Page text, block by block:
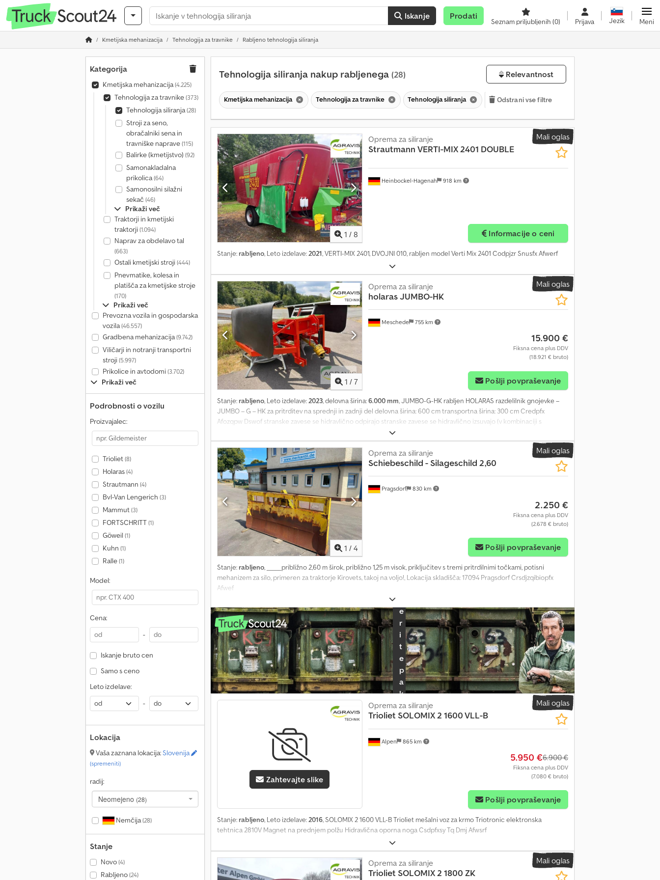
Iskanje Prodati
Seznam priljubljenih (0) Prijava Jezik Meni
Kmetijska mehanizacija Tehnologija za travnike Rabljeno tehnologija siliranja
Kategorija
Kmetijska mehanizacija(4.225)
Tehnologija za travnike(373)
Tehnologija siliranja(28)
Stroji za seno,
obračalniki sena in
travniške naprave(115)
Balirke (kmetijstvo) (92)
Samonakladalna
prikolica(64)
Samonosilni silažni
sekač (46)
Prikaži več
Traktorji in kmetijski
traktorji(1.094)
Naprav za obdelavo tal
(663)
Ostali kmetijski stroji(444)
Pnevmatike, kolesa in
platišča za kmetijske stroje
(170)
Prikaži več
Prevozna vozila in gospodarska
vozila(46.557)
Gradbena mehanizacija(9.742)
Viličarji in notranji transportni
stroji(5.997)
Prikolice in avtodomi(3.702)
Prikaži več
Podrobnosti o vozilu
Proizvajalec:
Trioliet(8)
Holaras(4)
Strautmann (4)
Bvl-Van Lengerich (3)
Mammut(3)
FORTSCHRITT(1)
Göweil (1)
Kuhn (1)
Ralle(1)
Model:
Cena:
-
Iskanje bruto cen
Samo s ceno
Leto izdelave:
-
Lokacija
Vaša zaznana lokacija:Slovenija
(spremeniti)
radij:
Neomejeno (28)
Nemčija(28)
Stanje
Novo(4)
Rabljeno(24)
Tehnologija siliranja nakup rabljenega (28) Relevantnost
Kmetijska mehanizacija Tehnologija za travnike Tehnologija siliranja Odstrani vse filtre
Mali oglas
1 / 8
Heinbockel-Hagenah 918 km
Oprema za siliranje
Strautmann VERTI-MIX 2401 DOUBLE
Informacije o ceni
Stanje: rabljeno, Leto izdelave:2021, VERTI-MIX 2401, DVOJNI 010, rabljen model Verti Mix 2401 Codpjzr Snusfx Afwerf
Mali oglas
1 / 7
Meschede 755 km
Oprema za siliranje
holarasJUMBO-HK
15.900 €
Fiksna cena plus DDV
(18.921 € bruto)
Pošlji povpraševanje
Stanje: rabljeno, Leto izdelave:2023, delovna širina:6.000 mm, JUMBO-G-HK rabljen HOLARAS razdelilnik gnojevke –
JUMBO – G – HK za pritrditev na sprednji in zadnji del delovna širina: 600 cm transportna širina: 300 cm Credpfx
Afozqpw Dswof stranske zavese se hidravlično odpirajo stranske zavese se hidravlično izsuvajo (v kombinaciji s
Mali oglas
1 / 4
Pragsdorf 830 km
Oprema za siliranje
Schiebeschild - Silageschild 2,60
2.250 €
Fiksna cena plus DDV
(2.678 € bruto)
Pošlji povpraševanje
Stanje: rabljeno, _____približno 2,60 m širok, približno 1,25 m visok, priključitev s tremi pritrdilnimi točkami, potisni
mehanizem za silo, primeren za traktorje Kirovets, takoj na voljo!, Lokacija skladišča: 17094 Pragsdorf Crsdjzqibiopfx
Afwef
V
e
č
k
0
0
0
p
o
v
p
j
p
o
n
a
k
u
p
u
m
I
e
r
i
t
e
p
a
k
e
t
z
a
a
l
I
Mali oglas
Zahtevajte slike
Alpen 865 km
Oprema za siliranje
Trioliet SOLOMIX 2 1600 VLL-B
5.950 €6.900 €
Fiksna cena plus DDV
(7.080 € bruto)
Pošlji povpraševanje
Stanje: rabljeno, Leto izdelave:2016, SOLOMIX 2 1600 VLL-B Trioliet mešalni voz za krmo Triotronic elektronska
tehtnica 2810V Magnet na prednjem polžu Hidravlična oporna noga Csdpfxsy Tq Dmj Afwsrf
Mali oglas
Oprema za siliranje
Trioliet SOLOMIX 2 1800 ZK